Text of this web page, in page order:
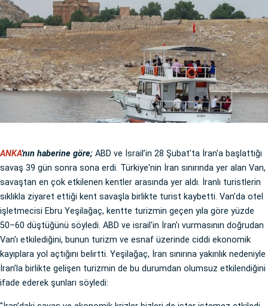
ANKA'nın haberine göre; ABD ve İsrail’in 28 Şubat'ta İran'a başlattığı
savaş 39 gün sonra sona erdi. Türkiye'nin İran sınırında yer alan Van,
savaştan en çok etkilenen kentler arasında yer aldı. İranlı turistlerin
sıklıkla ziyaret ettiği kent savaşla birlikte turist kaybetti. Van’da otel
işletmecisi Ebru Yeşilağaç, kentte turizmin geçen yıla göre yüzde
50–60 düştüğünü söyledi. ABD ve israil'in İran'ı vurmasının doğrudan
Van'ı etkilediğini, bunun turizm ve esnaf üzerinde ciddi ekonomik
kayıplara yol açtığını belirtti. Yeşilağaç, İran sınırına yakınlık nedeniyle
İran’la birlikte gelişen turizmin de bu durumdan olumsuz etkilendiğini
ifade ederek şunları söyledi: